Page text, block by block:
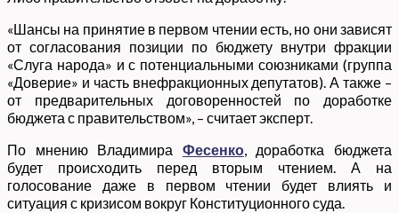
«Шансы на принятие в первом чтении есть, но они зависят
от согласования позиции по бюджету внутри фракции
«Слуга народа» и с потенциальными союзниками (группа
«Доверие» и часть внефракционных депутатов). А также –
от предварительных договоренностей по доработке
бюджета с правительством», – считает эксперт.
По мнению Владимира Фесенко, доработка бюджета
будет происходить перед вторым чтением. А на
голосование даже в первом чтении будет влиять и
ситуация с кризисом вокруг Конституционного суда.